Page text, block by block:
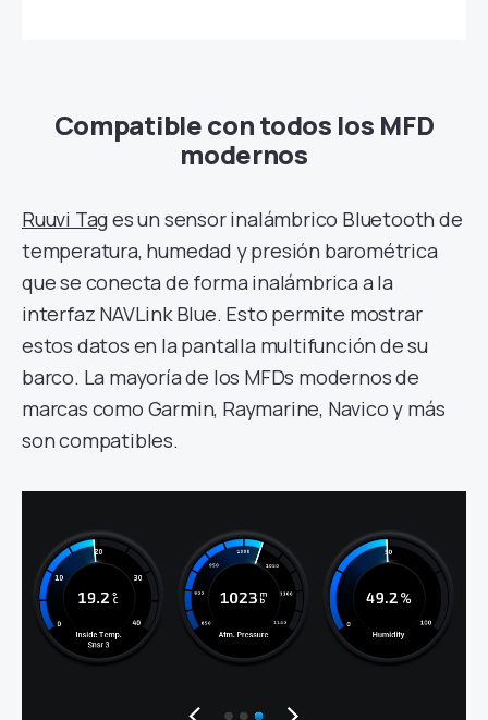
Compatible con todos los MFD
modernos
Ruuvi Tages un sensor inalámbrico Bluetooth de
temperatura, humedad y presión barométrica
que se conecta de forma inalámbrica a la
interfaz NAVLink Blue. Esto permite mostrar
estos datos en la pantalla multifunción de su
barco. La mayoría de los MFDs modernos de
marcas como Garmin, Raymarine, Navico y más
son compatibles.